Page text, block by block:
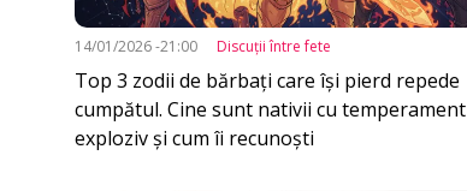
14/01/2026 -21:00 Discuţii între fete
Top 3 zodii de bărbați care își pierd repede
cumpătul. Cine sunt nativii cu temperament
exploziv și cum îi recunoști